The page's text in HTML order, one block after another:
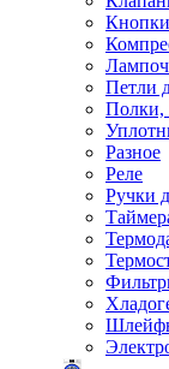
Петли
Полки,
Разное
Реле
Ручки